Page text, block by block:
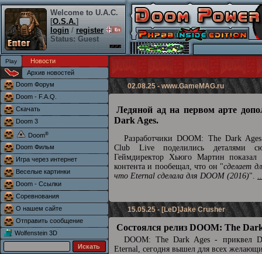
Welcome to U.A.C.
[O.S.A.]
login / register
Status: Guest
Новости
Архив новостей
Doom Форум
Doom - F.A.Q.
Скачать
Doom 3
Doom®
Doom Фильм
Игра через интернет
Веселые картинки
Doom - Ссылки
Соревнования
О нашем сайте
Отправить сообщение
Wolfenstein 3D
02.08.25 -www.GameMAG.ru
Ледяной ад на первом арте
Dark Ages.
Разработчики DOOM: The Dark
Club Live поделились деталями
Геймдиректор Хьюго Мартин показал
контента и пообещал, что он "сделает
что Eternal сделала для DOOM (2016)".
15.05.25 - [LeD]Jake Crusher
Состоялся релиз DOOM: The
DOOM: The Dark Ages - приквел
Eternal, сегодня вышел для всех